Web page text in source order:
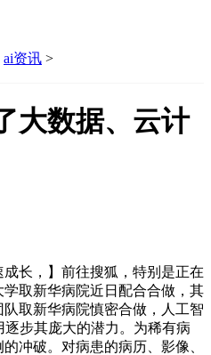
ai资讯 >
大数据、云计
长，】前往搜狐，特别是正在
取新华病院近日配合合做，其
取新华病院慎密合做，人工智
步其庞大的潜力。为稀有病
冲破。对病患的病历、影像、